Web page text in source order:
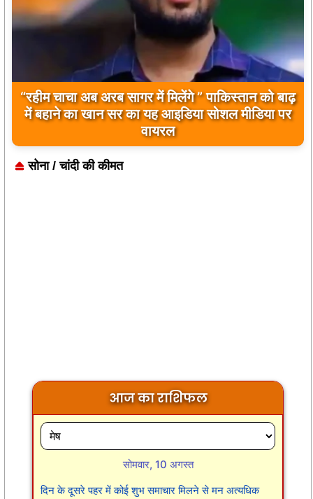
“रहीम चाचा अब अरब सागर में मिलेंगे ” पाकिस्तान को बाढ़
में बहाने का खान सर का यह आइडिया सोशल मीडिया पर
वायरल
सोना / चांदी की कीमत
आज का राशिफल
सोमवार, 10 अगस्त
दिन के दूसरे पहर में कोई शुभ समाचार मिलने से मन अत्यधिक